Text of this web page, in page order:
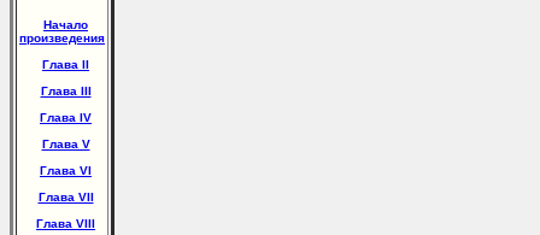
Начало
произведения
Глава II
Глава III
Глава IV
Глава V
Глава VI
Глава VII
Глава VIII